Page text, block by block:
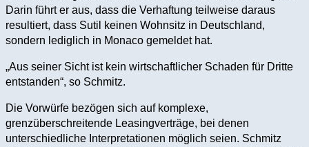
Darin führt er aus, dass die Verhaftung teilweise daraus
resultiert, dass Sutil keinen Wohnsitz in Deutschland,
sondern lediglich in Monaco gemeldet hat.
„Aus seiner Sicht ist kein wirtschaftlicher Schaden für Dritte
entstanden“, so Schmitz.
Die Vorwürfe bezögen sich auf komplexe,
grenzüberschreitende Leasingverträge, bei denen
unterschiedliche Interpretationen möglich seien. Schmitz